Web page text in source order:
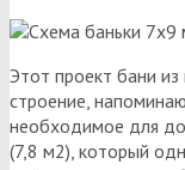
Этот проект бани
строение,
необходимое для
(7,8 м2), который